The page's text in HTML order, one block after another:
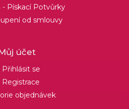
- Pískací Potvůrky
od smlouvy
účet
Přihlásit se
Registrace
objednávek